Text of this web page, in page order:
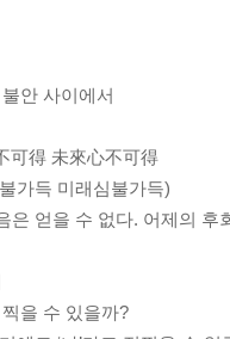
안 사이에서
可得 未來心不可得
가득 미래심불가득)
은 얻을 수 없다. 어제의 후
을 수 있을까?